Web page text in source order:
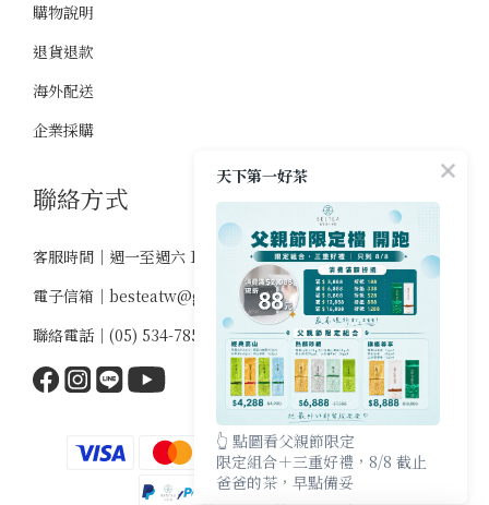
購物說明
退貨退款
海外配送
企業採購
聯絡方式
客服時間｜週一至週六 10:00-18:00
電子信箱｜ besteatw@gmail.com
聯絡電話｜ (05) 534-7859
天下第一好茶
👆 點圖看父親節限定
限定組合＋三重好禮，8/8 截止
爸爸的茶，早點備妥